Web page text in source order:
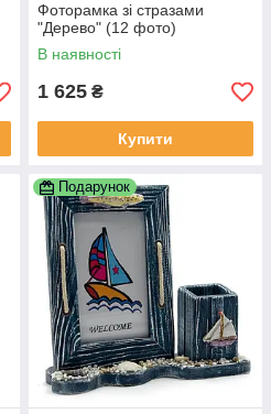
Фоторамка зі стразами
"Дерево" (12 фото)
В наявності
1 625 ₴
Купити
Подарунок